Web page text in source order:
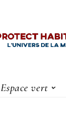
Espace vert